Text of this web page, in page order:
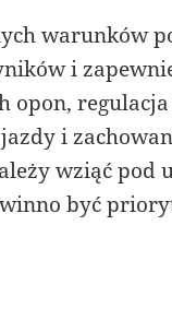
warunków
i
opon,
i
wziąć pod
być